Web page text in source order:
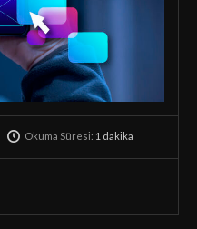
Okuma Süresi: 1 dakika